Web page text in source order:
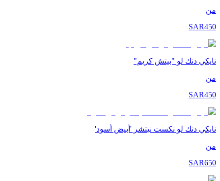
من
SAR450
نايكي دنك لو "بيتش كريم"
من
SAR450
نايكي دنك لو نكست نيتشر 'أبيض أسود'
من
SAR650